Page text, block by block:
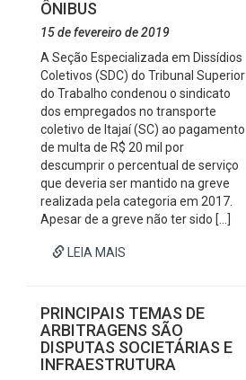
ÔNIBUS
15 de fevereiro de 2019
A Seção Especializada em Dissídios
Coletivos (SDC) do Tribunal Superior
do Trabalho condenou o sindicato
dos empregados no transporte
coletivo de Itajaí (SC) ao pagamento
de multa de R$ 20 mil por
descumprir o percentual de serviço
que deveria ser mantido na greve
realizada pela categoria em 2017.
Apesar de a greve não ter sido […]
LEIA MAIS
PRINCIPAIS TEMAS DE
ARBITRAGENS SÃO
DISPUTAS SOCIETÁRIAS E
INFRAESTRUTURA